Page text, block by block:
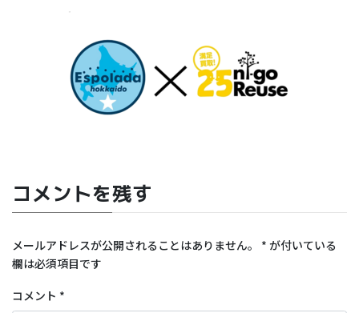
コメントを残す
メールアドレスが公開されることはありません。 * が付いている
欄は必須項目です
コメント *